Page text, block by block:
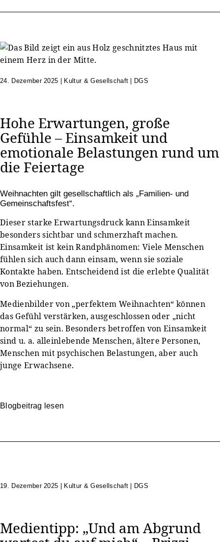
24. Dezember 2025 Kultur & Gesellschaft | DGS
Hohe Erwartungen, große
Gefühle – Einsamkeit und
emotionale Belastungen rund um
die Feiertage
Weihnachten gilt gesellschaftlich als „Familien- und
Gemeinschaftsfest“.
Dieser starke Erwartungsdruck kann Einsamkeit
besonders sichtbar und schmerzhaft machen.
Einsamkeit ist kein Randphänomen: Viele Menschen
fühlen sich auch dann einsam, wenn sie soziale
Kontakte haben. Entscheidend ist die erlebte Qualität
von Beziehungen.
Medienbilder von „perfektem Weihnachten“ können
das Gefühl verstärken, ausgeschlossen oder „nicht
normal“ zu sein. Besonders betroffen von Einsamkeit
sind u. a. alleinlebende Menschen, ältere Personen,
Menschen mit psychischen Belastungen, aber auch
junge Erwachsene.
Blogbeitrag lesen
19. Dezember 2025 Kultur & Gesellschaft | DGS
Medientipp: „Und am Abgrund